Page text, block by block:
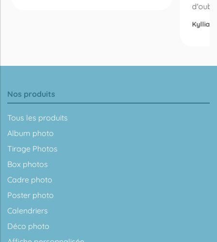
d'oubli
Kyllian
Nos produits
Tous les produits
Album photo
Tirage Photos
Box photos
Cadre photo
Poster photo
Calendriers
Déco photo